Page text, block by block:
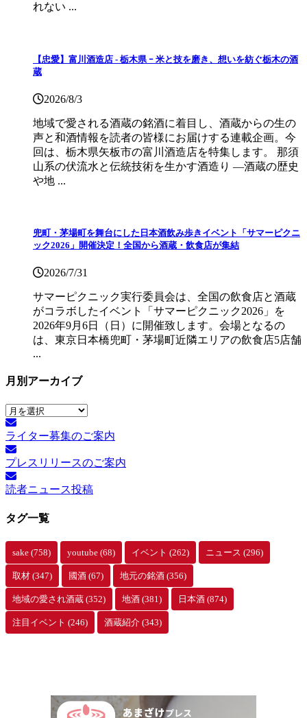
れない ...
【忠愛】富川酒造店 ‐ 栃木県 ｰ 米と技を磨き、想いを紡ぐ栃木の酒
蔵
2026/8/3
地域で愛される酒蔵の銘酒に着目し、酒蔵からの生の
声と和酒情報を読者の皆様にお届けする連載企画。今
回は、栃木県矢板市の富川酒造店を特集します。 那須
山系の伏流水と伝統技術を生かす酒造り ―酒蔵の歴史
や地 ...
兜町・茅場町を舞台にした日本酒飲み歩きイベント「サマーピクニ
ック2026」開催決定！全国から酒蔵・飲食店が集結
2026/7/31
サマーピクニック実⾏委員会は、全国の飲⾷店と酒蔵
がコラボしたイベント「サマーピクニック2026」を
2026年9月6日（日）に開催致します。会場となるの
は、東京日本橋兜町・茅場町近隣エリアの飲食店5店舗
...
月別アーカイブ
月
別
ア
ー
カ
イ
ブ
ライター募集のご案内
プレスリリースのご案内
読者ニュース投稿
タグ一覧
sake (758) youtube (68) イベント (262) ニュース (296)
取材 (347) 國酒 (67) 地元の銘酒 (356)
地域の愛され酒蔵 (352) 地酒 (381) 日本酒 (874)
注目イベント (246) 酒蔵紹介 (343)